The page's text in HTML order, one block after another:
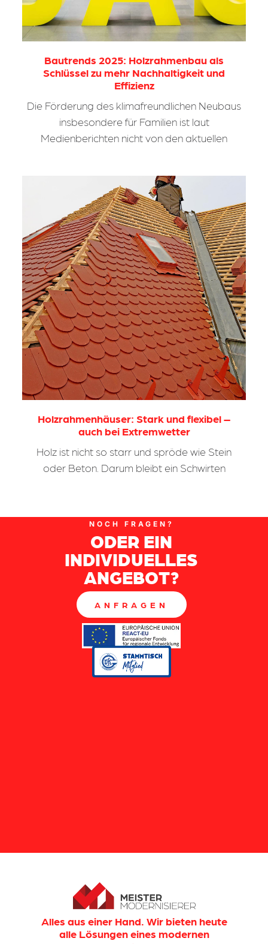
Bautrends 2025: Holzrahmenbau als
Schlüssel zu mehr Nachhaltigkeit und
Effizienz
Die Förderung des klimafreundlichen Neubaus
insbesondere für Familien ist laut
Medienberichten nicht von den aktuellen
Holzrahmenhäuser: Stark und flexibel –
auch bei Extremwetter
Holz ist nicht so starr und spröde wie Stein
oder Beton. Darum bleibt ein Schwirten
NOCH FRAGEN?
ODER EIN
INDIVIDUELLES
ANGEBOT?
ANFRAGEN
Alles aus einer Hand. Wir bieten heute
alle Lösungen eines modernen